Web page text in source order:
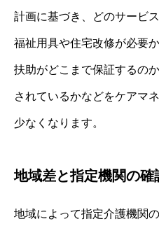
計画に基づき、どのサービ
福祉用具や住宅改修が必要
扶助がどこまで保証するの
されているかなどをケアマ
少なくなります。
地域差と指定機関の確
地域によって指定介護機関